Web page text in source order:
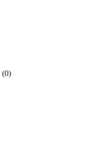
(0)